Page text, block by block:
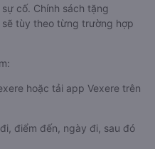
cố. Chính sách tặng
tùy theo từng trường hợp
hoặc tải app Vexere trên
điểm đến, ngày đi, sau đó